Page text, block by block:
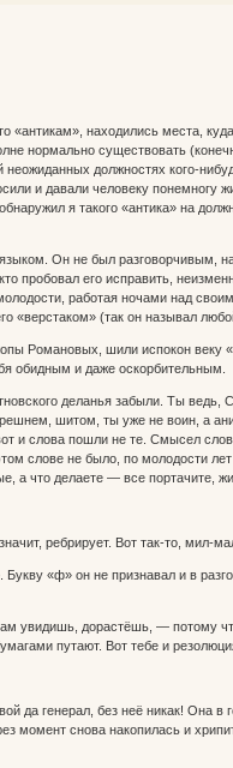
«антикам», находились места,
нормально существовать
должностях кого-
и давали человеку понемногу
я такого «антика» на
Он не был разговорчивым,
пробовал его исправить,
работая ночами над
«верстаком» (так он называл
Романовых, шили испокон веку
обидным и даже оскорбительным.
деланья забыли. Ты ведь,
шитом, ты уже не воин, а
и слова пошли не те. Смысел
слове не было, по молодости
а что делаете — все портачите,
ребрирует. Вот так-то, мил-
«ф» он не признавал и в
увидишь, дорастёшь, — потому
путают. Вот тебе и
да генерал, без неё никак! Она в
момент снова накопилась и